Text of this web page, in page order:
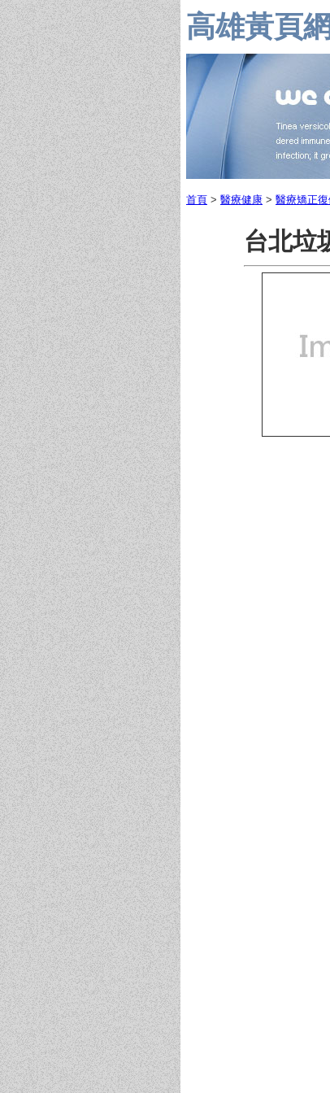
高雄黃頁
首頁 > 醫療健康 > 醫療矯正復
台北垃